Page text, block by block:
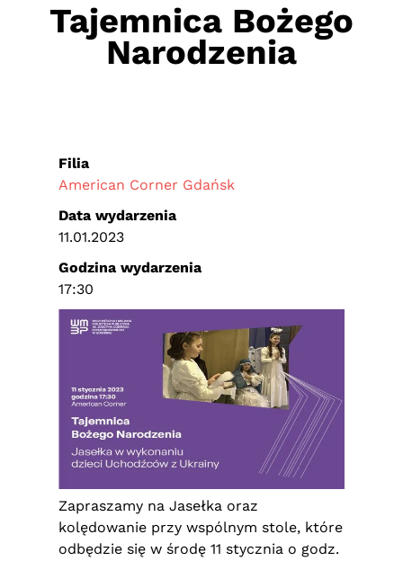
Tajemnica Bożego
Narodzenia
Zapraszamy na Jasełka oraz
kolędowanie przy wspólnym stole, które
odbędzie się w środę 11 stycznia o godz.
Filia
American Corner Gdańsk
Data wydarzenia
11.01.2023
Godzina wydarzenia
17:30